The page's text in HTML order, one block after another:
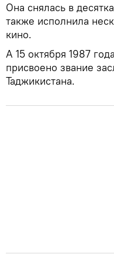
Она снялась в
также исполнила
кино.
А 15 октября 1987
присвоено звание
Таджикистана.